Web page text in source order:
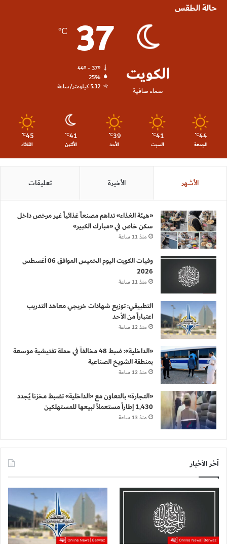
حالة الطقس
الكويت
سماء صافية
37
℃
44º - 37º
25%
5.32 كيلومتر/ساعة
44
℃
الجمعة
41
℃
السبت
39
℃
الأحد
41
℃
الأثنين
45
℃
الثلاثاء
الأشهر الأخيرة تعليقات
«هيئة الغذاء» تداهم مصنعاً غذائياً غير مرخص داخل
سكن خاص في «مبارك الكبير»
منذ 11 ساعة
وفيات الكويت اليوم الخميس الموافق 06 أغسطس
2026
منذ 11 ساعة
التطبيقي: توزيع شهادات خريجي معاهد التدريب
اعتباراً من الأحد
منذ 12 ساعة
«الداخلية»: ضبط 48 مخالفاً في حملة تفتيشية موسعة
بمنطقة الشويخ الصناعية
منذ 12 ساعة
«التجارة» بالتعاون مع «الداخلية» تضبط مخزناً يُجدد
1,430 إطاراً مستعملاً لبيعها للمستهلكين
منذ 13 ساعة
آخر الأخبار